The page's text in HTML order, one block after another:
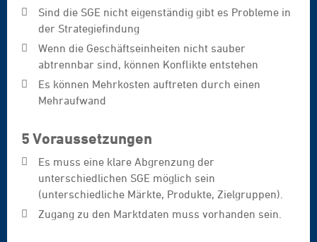
Sind die SGE nicht eigenständig gibt es Probleme in
der Strategiefindung
Wenn die Geschäftseinheiten nicht sauber
abtrennbar sind, können Konflikte entstehen
Es können Mehrkosten auftreten durch einen
Mehraufwand
5 Voraussetzungen
Es muss eine klare Abgrenzung der
unterschiedlichen SGE möglich sein
(unterschiedliche Märkte, Produkte, Zielgruppen).
Zugang zu den Marktdaten muss vorhanden sein.